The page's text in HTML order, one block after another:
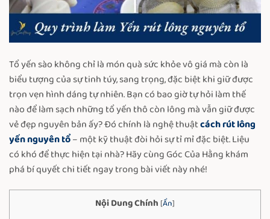
Tổ yến sào không chỉ là món quà sức khỏe vô giá mà còn là
biểu tượng của sự tinh túy, sang trọng, đặc biệt khi giữ được
trọn vẹn hình dáng tự nhiên. Bạn có bao giờ tự hỏi làm thế
nào để làm sạch những tổ yến thô còn lông mà vẫn giữ được
vẻ đẹp nguyên bản ấy? Đó chính là nghệ thuậtcáchrút lông
yến nguyên tổ– một kỹ thuật đòi hỏi sự tỉ mỉ đặc biệt. Liệu
có khó để thực hiện tại nhà? Hãy cùng Góc Của Hằng khám
phá bí quyết chi tiết ngay trong bài viết này nhé!
Nội Dung Chính [Ẩn]